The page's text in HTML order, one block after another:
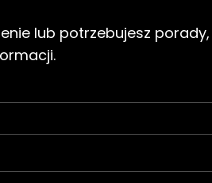
lub potrzebujesz porady,